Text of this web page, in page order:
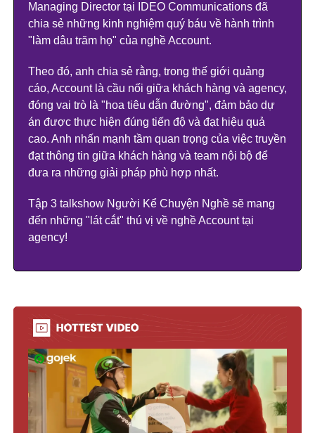
Managing Director tại IDEO Communications đã
chia sẻ những kinh nghiệm quý báu về hành trình
"làm dâu trăm họ" của nghề Account.
Theo đó, anh chia sẻ rằng, trong thế giới quảng
cáo, Account là cầu nối giữa khách hàng và agency,
đóng vai trò là "hoa tiêu dẫn đường", đảm bảo dự
án được thực hiện đúng tiến độ và đạt hiệu quả
cao. Anh nhấn mạnh tầm quan trọng của việc truyền
đạt thông tin giữa khách hàng và team nội bộ để
đưa ra những giải pháp phù hợp nhất.
Tập 3 talkshow Người Kể Chuyện Nghề sẽ mang
đến những "lát cắt" thú vị về nghề Account tại
agency!